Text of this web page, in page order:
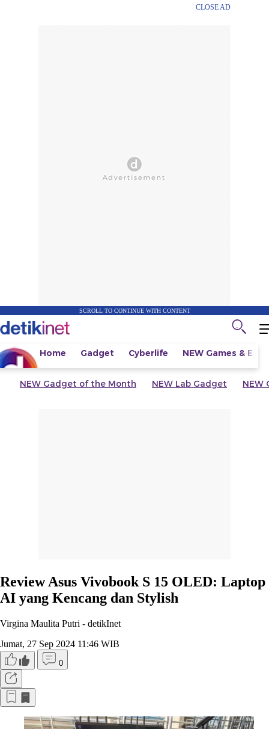
CLOSE AD
SCROLL TO CONTINUE WITH CONTENT
Home Gadget Cyberlife NEW Games &
NEW Gadget of the Month NEW Lab Gadget NEW
Review Asus Vivobook S 15 OLED: Laptop
AI yang Kencang dan Stylish
Virgina Maulita Putri - detikInet
Jumat, 27 Sep 2024 11:46 WIB
0